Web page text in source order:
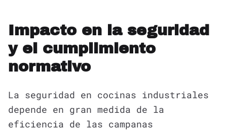
Impacto en la seguridad
y el cumplimiento
normativo
La seguridad en cocinas industriales
depende en gran medida de la
eficiencia de las campanas